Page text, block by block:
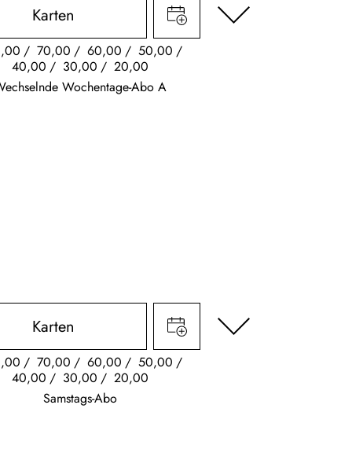
Karten
70,00 60,00
50,00
40,00
30,00
20,00
Wochentage-Abo A
Karten
70,00 60,00
50,00
40,00
30,00
20,00
Samstags-Abo